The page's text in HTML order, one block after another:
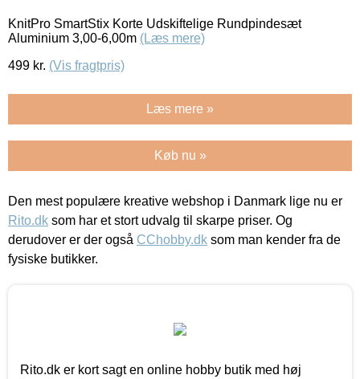
KnitPro SmartStix Korte Udskiftelige Rundpindesæt
Aluminium 3,00-6,00m (Læs mere)
499 kr. (Vis fragtpris)
Læs mere »
Køb nu »
Den mest populære kreative webshop i Danmark lige nu er
Rito.dk som har et stort udvalg til skarpe priser. Og
derudover er der også CChobby.dk som man kender fra de
fysiske butikker.
Rito.dk er kort sagt en online hobby butik med høj